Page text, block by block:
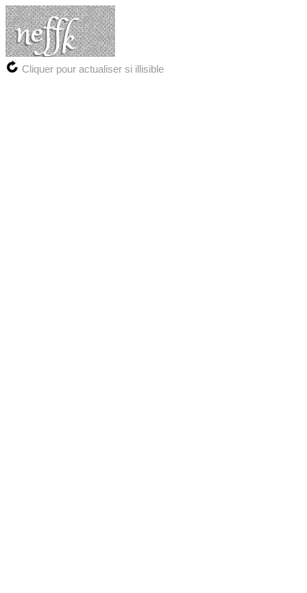
Cliquer pour actualiser si illisible